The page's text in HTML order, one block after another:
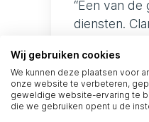
“Een van
diensten.
nodig de
bestaande
opbouwen
Wat zijn je
Wij gebruiken cookies
We kunnen deze plaatsen voor
onze website te verbeteren,
geweldige website-ervaring te
die we gebruiken opent u de